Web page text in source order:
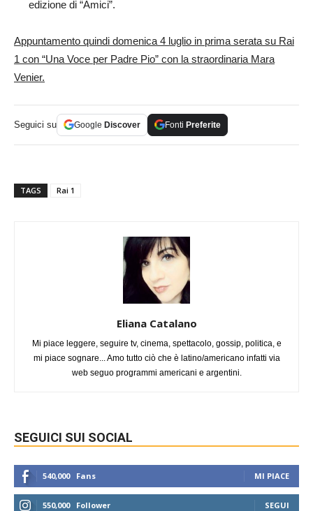
edizione di “Amici”.
Appuntamento quindi domenica 4 luglio in prima serata su Rai
1 con “Una Voce per Padre Pio” con la straordinaria Mara
Venier.
Seguici su Google Discover Fonti Preferite
TAGS Rai 1
Eliana Catalano
Mi piace leggere, seguire tv, cinema, spettacolo, gossip, politica, e
mi piace sognare... Amo tutto ciò che è latino/americano infatti via
web seguo programmi americani e argentini.
SEGUICI SUI SOCIAL
540,000 Fans MI PIACE
550,000 Follower SEGUI